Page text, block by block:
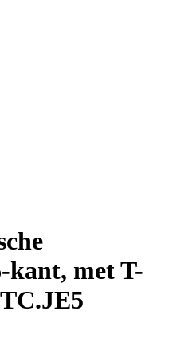
kant, met T-